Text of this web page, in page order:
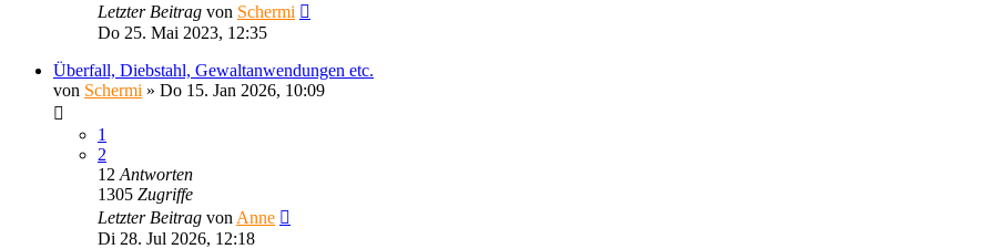
Letzter Beitrag von Schermi
Do 25. Mai 2023, 12:35
Überfall, Diebstahl, Gewaltanwendungen etc.
von Schermi » Do 15. Jan 2026, 10:09
1
2
12 Antworten
1305 Zugriffe
Letzter Beitrag von Anne
Di 28. Jul 2026, 12:18